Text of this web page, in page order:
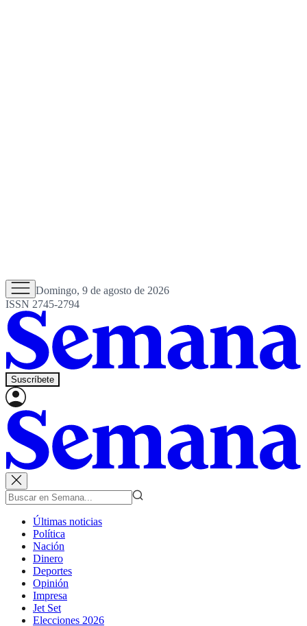
Domingo, 9 de agosto de 2026
ISSN 2745-2794
Suscríbete
Últimas noticias
Política
Nación
Dinero
Deportes
Opinión
Impresa
Jet Set
Elecciones 2026